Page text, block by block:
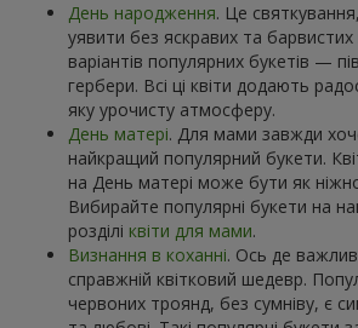
День народження. Це
уявити без яскравих та барвистих
варіантів популярних букетів —
гербери. Всі ці квіти додають
яку урочисту атмосферу.
День матері. Для мами завжди
найкращий популярний букети.
на День матері може бути як
Вибирайте популярні букети на
розділі квіти для мами.
Визнання в коханні. Ось де
справжній квітковий шедевр.
червоних троянд, без сумніву, є